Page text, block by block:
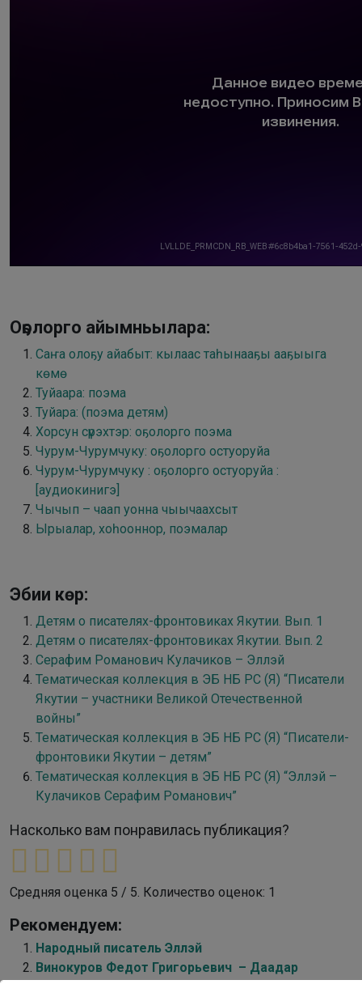
Оҕолорго айымньылара:
Саҥа олоҕу айабыт: кылаас таһынааҕы ааҕыыга
көмө
Туйаара: поэма
Туйара: (поэма детям)
Хорсун сүрэхтэр: оҕолорго поэма
Чурум-Чурумчуку: оҕолорго остуоруйа
Чурум-Чурумчуку : оҕолорго остуоруйа :
[аудиокинигэ]
Чычып – чаап уонна чыычаахсыт
Ырыалар, хоһооннор, поэмалар
Эбии көр:
Детям о писателях-фронтовиках Якутии. Вып. 1
Детям о писателях-фронтовиках Якутии. Вып. 2
Серафим Романович Кулачиков – Эллэй
Тематическая коллекция в ЭБ НБ РС (Я) “Писатели
Якутии – участники Великой Отечественной
войны”
Тематическая коллекция в ЭБ НБ РС (Я) “Писатели-
фронтовики Якутии – детям”
Тематическая коллекция в ЭБ НБ РС (Я) “Эллэй –
Кулачиков Серафим Романович”
Насколько вам понравилась публикация?
Средняя оценка 5 / 5. Количество оценок: 1
Рекомендуем:
Народный писатель Эллэй
Винокуров Федот Григорьевич – Даадар